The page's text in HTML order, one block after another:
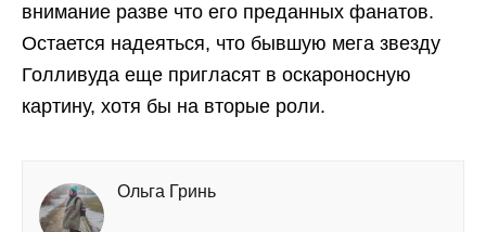
внимание разве что его преданных фанатов.
Остается надеяться, что бывшую мега звезду
Голливуда еще пригласят в оскароносную
картину, хотя бы на вторые роли.
Ольга Гринь